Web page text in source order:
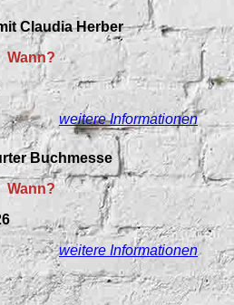
Claudia Herber
Wann?
weitere Informationen
Buchmesse
Wann?
weitere Informationen